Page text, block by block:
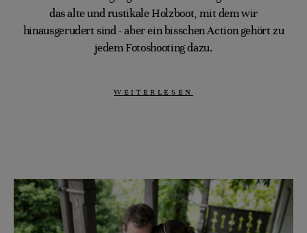
das alte und rustikale Holzboot, mit dem wir
hinausgerudert sind - aber ein bisschen Action gehört zu
jedem Fotoshooting dazu.
WEITERLESEN